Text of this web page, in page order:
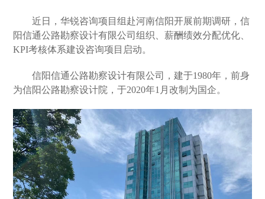
近日，华锐咨询项目组赴河南信阳开展前期调研，信
阳信通公路勘察设计有限公司组织、薪酬绩效分配优化、
KPI考核体系建设咨询项目启动。
信阳信通公路勘察设计有限公司，建于1980年，前身
为信阳公路勘察设计院，于2020年1月改制为国企。